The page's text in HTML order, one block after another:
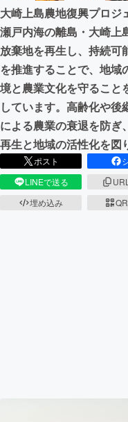
CAMPFIRE for
CAMPFIREふる
大崎上島農地復興プロジ
瀬戸内海の離島・大崎上
放棄地を再生し、持続可
を推進することで、地域
境と農業文化を守ること
しています。高齢化や後
による農業の衰退を防ぎ
再生と地域の活性化を図
ポスト
LINEで送る
埋め込み